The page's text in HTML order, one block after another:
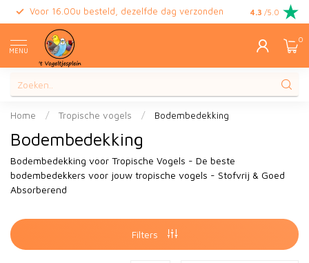
Voor 16.00u besteld, dezelfde dag verzonden Gratis
4.3 /5.0
MENU
0
Home / Tropische vogels / Bodembedekking
Bodembedekking
Bodembedekking voor Tropische Vogels - De beste
bodembedekkers voor jouw tropische vogels - Stofvrij & Goed
Absorberend
Filters